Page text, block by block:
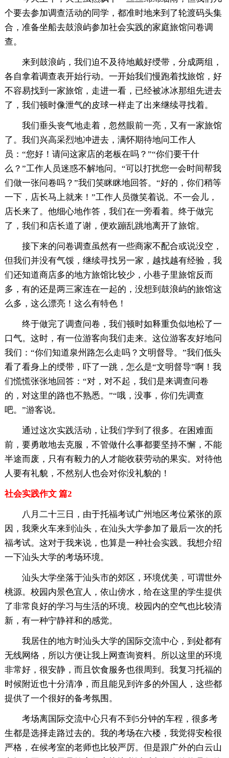
个要去参加调查活动的同学，都准时地来到了轮渡码头集
合，准备坐船去鼓浪屿参加社会实践的家庭旅馆问卷调
查。
来到鼓浪屿，我们迫不及待地戴好绶带，分成两组，
各自拿着调查表开始行动。一开始我们慢跑着找旅馆，好
不容易找到一家旅馆，走进一看，已经被冰冰那组先进去
了，我们顿时像泄气的皮球一样走了出来继续寻找着。
我们垂头丧气地走着，忽然眼前一亮，又有一家旅馆
了。我们兴高采烈地冲进去，满怀期待地问工作人
员：“您好！请问这家店的老板在吗？”“你们要干什
么？”工作人员迷惑不解地问。“可以打扰您一会时间帮我
们做一张问卷吗？”我们笑眯眯地回答。“好的，你们稍等
一下，店长马上就来！”工作人员微笑着说。不一会儿，
店长来了。他细心地作答，我们在一旁看着。终于做完
了，我们和店长道了谢，便欢蹦乱跳地离开了旅馆。
接下来的问卷调查虽然有一些商家不配合或说没空，
但我们并没有气馁，继续寻找另一家，越找越有经验，我
们还知道商店多的地方旅馆比较少，小巷子里旅馆反而
多，有的还是两三家连在一起的，没想到鼓浪屿的旅馆这
么多，这么漂亮！这么有特色！
终于做完了调查问卷，我们顿时如释重负似地松了一
口气。这时，有一位游客向我们走来。这位游客友好地问
我们：“你们知道泉州路怎么走吗？文明督导。”我们低头
看了看身上的绶带，吓了一跳，怎么是“文明督导”啊！我
们慌慌张张地回答：“对，对不起，我们是来调查问卷
的，对这里的路也不熟悉。”“哦，没事，你们先调查
吧。”游客说。
通过这次实践活动，让我们学到了很多。在困难面
前，要勇敢地去克服，不管做什么事都要坚持不懈，不能
半途而废，只有有毅力的人才能收获劳动的果实。对待他
人要有礼貌，不然别人也会对你没礼貌的！
社会实践作文 篇2
八月二十三日，由于托福考试广州地区考位紧张的原
因，我乘火车来到汕头，在汕头大学参加了最后一次的托
福考试。这对于我来说，也算是一种社会实践。我想介绍
一下汕头大学的考场环境。
汕头大学坐落于汕头市的郊区，环境优美，可谓世外
桃源。校园内景色宜人，依山傍水，给在这里的学生提供
了非常良好的学习与生活的环境。校园内的空气也比较清
新，有一种宁静祥和的感觉。
我居住的地方时汕头大学的国际交流中心，到处都有
无线网络，所以方便让我上网查询资料。所以这里的环境
非常好，很安静，而且饮食服务也很周到。我复习托福的
时候附近也十分清净，而且能见到许多的外国人，这些都
提供了一个很好的备考氛围。
考场离国际交流中心只有不到5分钟的车程，很多考
生都是选择走路过去的。我的考场在六楼，我觉得安检很
严格，在候考室的老师也比较严厉。但是跟广外的白云山